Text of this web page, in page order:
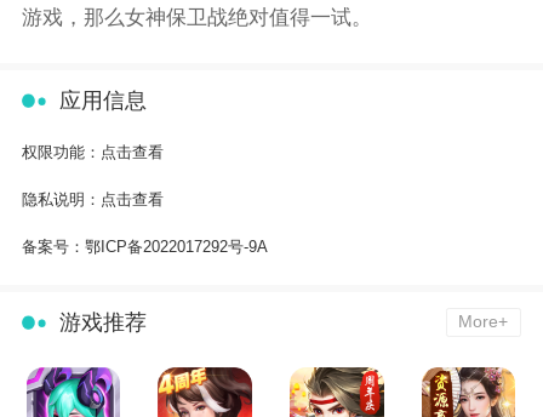
游戏，那么女神保卫战绝对值得一试。
应用信息
权限功能： 点击查看
隐私说明： 点击查看
备案号： 鄂ICP备2022017292号-9A
游戏推荐 More+